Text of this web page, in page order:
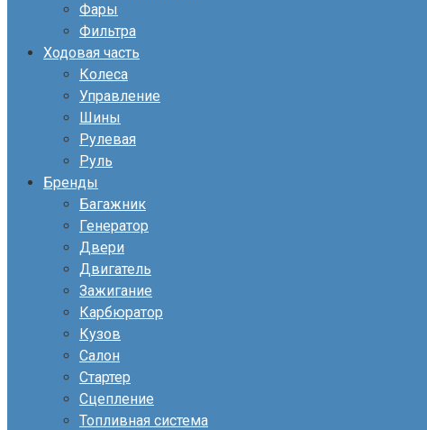
Фары
Фильтра
Ходовая часть
Колеса
Управление
Шины
Рулевая
Руль
Бренды
Багажник
Генератор
Двери
Двигатель
Зажигание
Карбюратор
Кузов
Салон
Стартер
Сцепление
Топливная система